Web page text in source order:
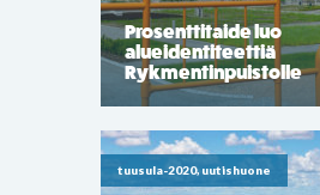
Prosenttitaide luo
alueidentiteettiä
Rykmentinpuistolle
tuusula-2020, uutishuone